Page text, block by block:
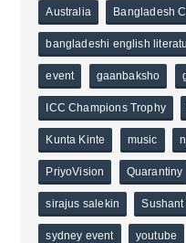
Australia Bangladesh
bangladeshi english
event gaanbaksho
ICC Champions Trophy
Kunta Kinte music
PriyoVision Quarantiny
sirajus salekin
sydney event youtube